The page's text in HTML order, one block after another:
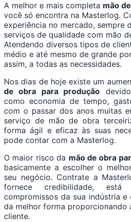
A melhor e mais completa mão
você só encontra na Masterlog.
experiência no mercado, sempre
serviços de qualidade com mão
Atendendo diversos tipos de
médio e até mesmo de grande
assim, a todas as necessidades.
Nos dias de hoje existe um
de obra para produção
como economia de tempo,
com o passar dos anos muitas
serviço de mão de obra
forma ágil e eficaz às suas
pode contar com a Masterlog.
O maior risco da mão de obra
basicamente a escolher o
seu negócio. Contrate a
fornece credibilidade,
compromissos da sua indústria
da melhor forma proporcionando
cliente.